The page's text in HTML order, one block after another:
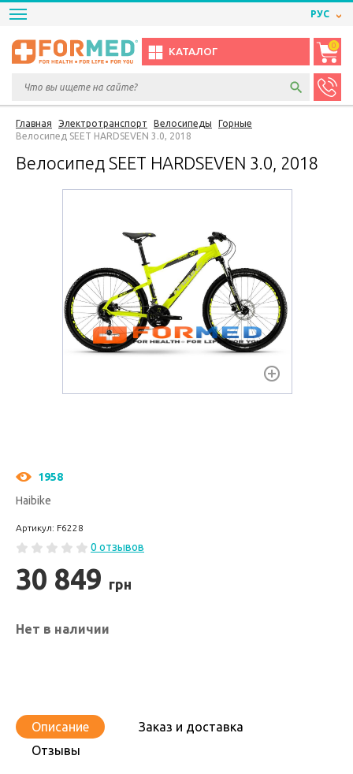
РУС
КАТАЛОГ
0
Главная Электротранспорт Велосипеды
Горные
Велосипед SEET HARDSEVEN 3.0, 2018
Велосипед SEET HARDSEVEN 3.0, 2018
1958
Haibike
Артикул: F6228
0 отзывов
30 849 грн
Нет в наличии
Описание
Заказ и доставка
Отзывы